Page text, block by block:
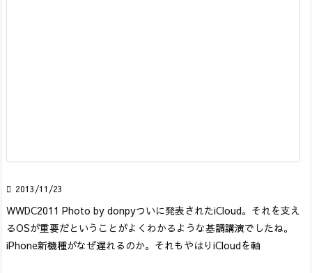
 2013/11/23
WWDC2011 Photo by donpyついに発表されたiCloud。それを支え
るOSが重要だということがよくわかるような基調講演でしたね。
iPhone新機種がなぜ遅れるのか。それもやはりiCloudを軸